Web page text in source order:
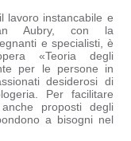
lavoro instancabile e
Aubry, con la
e specialisti, è
«Teoria degli
per le persone in
desiderosi di
Per facilitare
proposti degli
a bisogni nel